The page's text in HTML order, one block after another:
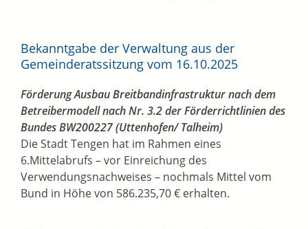
Bekanntgabe der Verwaltung aus der
Gemeinderatssitzung vom 16.10.2025
Förderung Ausbau Breitbandinfrastruktur nach dem
Betreibermodell nach Nr. 3.2 der Förderrichtlinien des
Bundes BW200227 (Uttenhofen/ Talheim)
Die Stadt Tengen hat im Rahmen eines
6.Mittelabrufs – vor Einreichung des
Verwendungsnachweises – nochmals Mittel vom
Bund in Höhe von 586.235,70 € erhalten.